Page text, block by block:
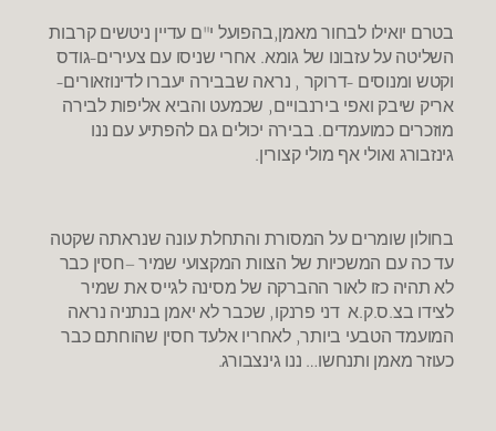
בטרם יואילו לבחור מאמן,בהפועל י"ם עדיין ניטשים קרבות
השליטה על עזבונו של גומא. אחרי שניסו עם צעירים-גודס
וקטש ומנוסים -דרוקר , נראה שבבירה יעברו לדינוזאורים-
אריק שיבק ואפי בירנבויים, שכמעט והביא אליפות לבירה
מוזכרים כמועמדים. בבירה יכולים גם להפתיע עם ננו
גינזבורג ואולי אף מולי קצורין.
בחולון שומרים על המסורת והתחלת עונה שנראתה שקטה
עד כה עם המשכיות של הצוות המקצועי שמיר –חסין כבר
לא תהיה כזו לאור ההברקה של מסינה לגייס את שמיר
לצידו בצ.ס.ק.א דני פרנקו, שכבר לא יאמן בנתניה נראה
המועמד הטבעי ביותר, לאחריו אלעד חסין שהוחתם כבר
כעוזר מאמן ותנחשו… ננו גינצבורג.